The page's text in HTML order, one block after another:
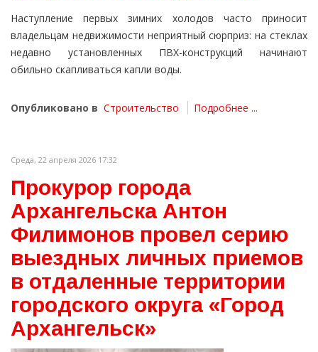
Наступление первых зимних холодов часто приносит
владельцам недвижимости неприятный сюрприз: на стеклах
недавно установленных ПВХ-конструкций начинают
обильно скапливаться капли воды.
Опубликовано в Строительство Подробнее ...
Среда, 22 апреля 2026 17:32
Прокурор города
Архангельска Антон
Филимонов провел серию
выездных личных приемов
в отдаленные территории
городского округа «Город
Архангельск»